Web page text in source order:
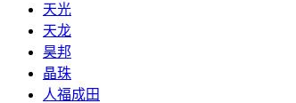
天光
天龙
昊邦
晶珠
人福成田